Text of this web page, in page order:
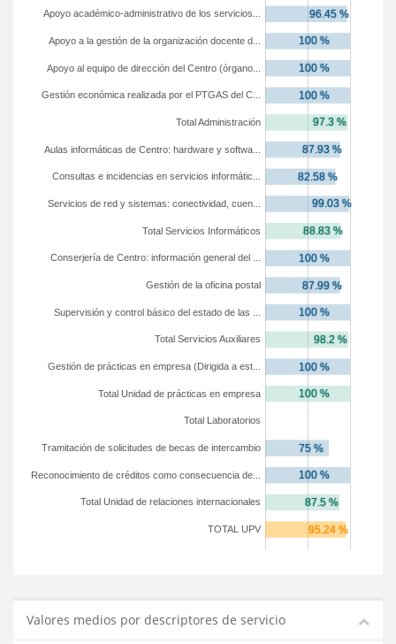
TOTAL UPV
Total Unidad de relaciones internacionales
Reconocimiento de créditos como consecuencia de...
Tramitación de solicitudes de becas de intercambio
Total Laboratorios
Total Unidad de prácticas en empresa
Gestión de prácticas en empresa (Dirigida a est...
Total Servicios Auxiliares
Supervisión y control básico del estado de las ...
Gestión de la oficina postal
Conserjería de Centro: información general del ...
Total Servicios Informáticos
Servicios de red y sistemas: conectividad, cuen...
Consultas e incidencias en servicios informátic...
Aulas informáticas de Centro: hardware y softwa...
Total Administración
Gestión económica realizada por el PTGAS del C...
Apoyo al equipo de dirección del Centro (órgano...
Apoyo a la gestión de la organización docente d...
Apoyo académico-administrativo de los servicios...
Valores medios por descriptores de servicio